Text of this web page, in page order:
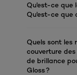
Qu'est-ce que
Qu'est-ce que
Quels sont les
couverture
de brillance
Gloss ?